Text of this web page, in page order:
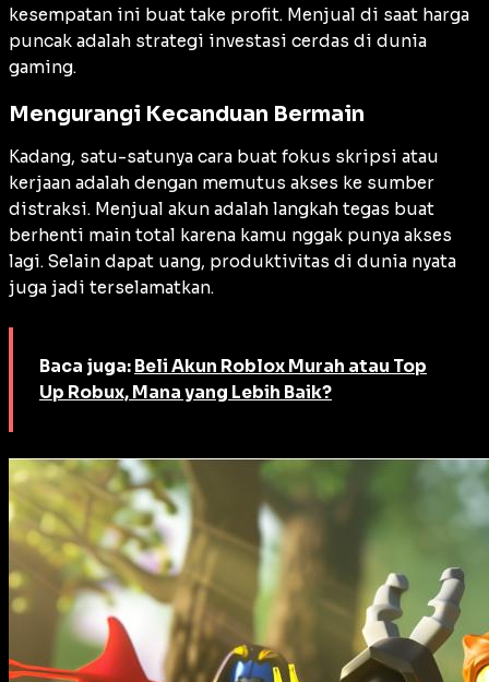
kesempatan ini buat take profit. Menjual di saat harga
puncak adalah strategi investasi cerdas di dunia
gaming.
Mengurangi Kecanduan Bermain
Kadang, satu-satunya cara buat fokus skripsi atau
kerjaan adalah dengan memutus akses ke sumber
distraksi. Menjual akun adalah langkah tegas buat
berhenti main total karena kamu nggak punya akses
lagi. Selain dapat uang, produktivitas di dunia nyata
juga jadi terselamatkan.
Baca juga: Beli Akun Roblox Murah atau Top
Up Robux, Mana yang Lebih Baik?